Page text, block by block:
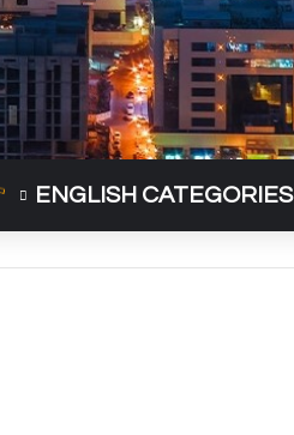
ENGLISH CATEGORIES